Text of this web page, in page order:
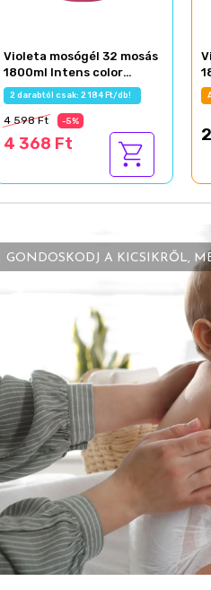
Violeta mosógél 32 mosás
1800ml Intens color
színes ruhákhoz
2 darabtól csak: 2 184 Ft/db!
4 598 Ft -5%
4 368 Ft
GONDOSKODJ A KICSIKRŐL,